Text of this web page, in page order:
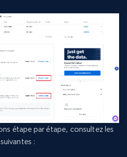
étape par étape, consultez les
: